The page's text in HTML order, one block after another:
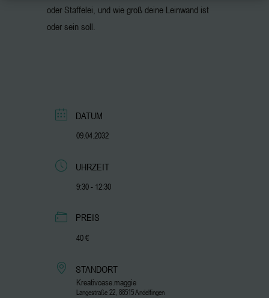
oder Staffelei, und wie groß deine Leinwand ist
oder sein soll.
DATUM
09.04.2032
UHRZEIT
9:30 - 12:30
PREIS
40 €
STANDORT
Kreativoase.maggie
Langestraße 22, 88515 Andelfingen